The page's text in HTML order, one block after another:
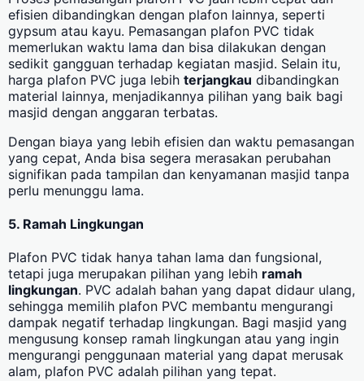
efisien dibandingkan dengan plafon lainnya, seperti
gypsum atau kayu. Pemasangan plafon PVC tidak
memerlukan waktu lama dan bisa dilakukan dengan
sedikit gangguan terhadap kegiatan masjid. Selain itu,
harga plafon PVC juga lebih terjangkau dibandingkan
material lainnya, menjadikannya pilihan yang baik bagi
masjid dengan anggaran terbatas.
Dengan biaya yang lebih efisien dan waktu pemasangan
yang cepat, Anda bisa segera merasakan perubahan
signifikan pada tampilan dan kenyamanan masjid tanpa
perlu menunggu lama.
5. Ramah Lingkungan
Plafon PVC tidak hanya tahan lama dan fungsional,
tetapi juga merupakan pilihan yang lebih ramah
lingkungan. PVC adalah bahan yang dapat didaur ulang,
sehingga memilih plafon PVC membantu mengurangi
dampak negatif terhadap lingkungan. Bagi masjid yang
mengusung konsep ramah lingkungan atau yang ingin
mengurangi penggunaan material yang dapat merusak
alam, plafon PVC adalah pilihan yang tepat.